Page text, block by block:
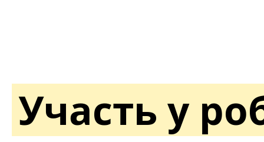
Участь у